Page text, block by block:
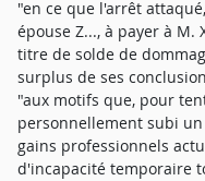
"en ce que l'arrêt
épouse Z..., à payer à M.
titre de solde de
surplus de ses
"aux motifs que, pour
personnellement subi
gains professionnels
d'incapacité temporaire